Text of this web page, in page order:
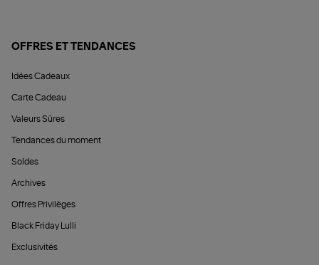
OFFRES ET TENDANCES
Idées Cadeaux
Carte Cadeau
Valeurs Sûres
Tendances du moment
Soldes
Archives
Offres Privilèges
Black Friday Lulli
Exclusivités